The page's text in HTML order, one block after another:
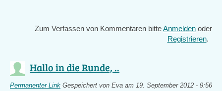
Zum Verfassen von Kommentaren bitteAnmelden oder
Registrieren.
Hallo in die Runde, ..
Permanenter Link Gespeichert von Eva am 19. September 2012 - 9:56